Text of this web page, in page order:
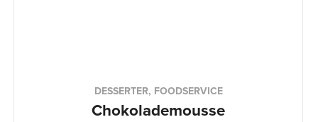
DESSERTER, FOODSERVICE
Chokolademousse